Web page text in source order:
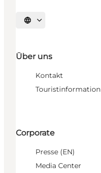
Sprache auswählen
Über uns
Kontakt
Touristinformation
Corporate
Presse (EN)
Media Center